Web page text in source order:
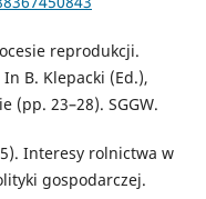
reprodukcji.
B. Klepacki (Ed.),
(pp. 23–28). SGGW.
Interesy rolnictwa w
gospodarczej.